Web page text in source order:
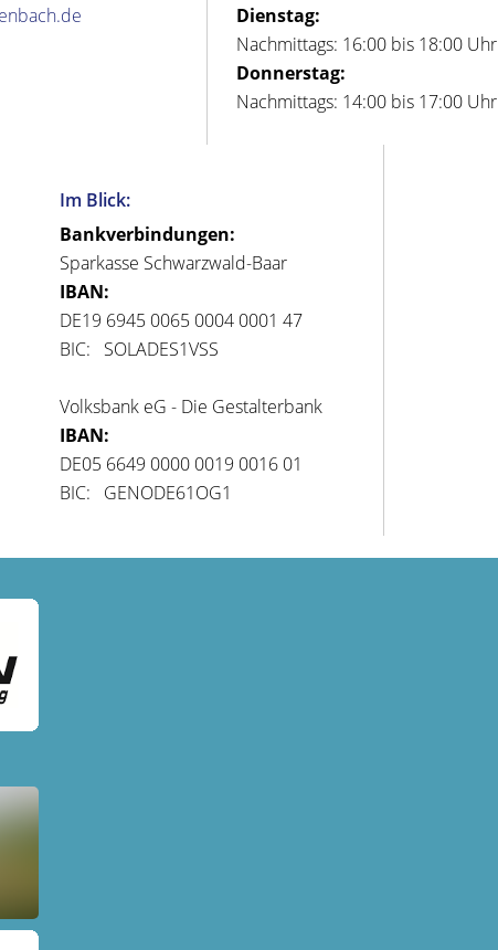
Dienstag:
Nachmittags: 16:00 bis 18:00 Uhr
Donnerstag:
Nachmittags: 14:00 bis 17:00 Uhr
Im Blick:
Bankverbindungen:
Sparkasse Schwarzwald-Baar
IBAN:
DE19 6945 0065 0004 0001 47
BIC: SOLADES1VSS
Volksbank eG - Die Gestalterbank
IBAN:
DE05 6649 0000 0019 0016 01
BIC: GENODE61OG1